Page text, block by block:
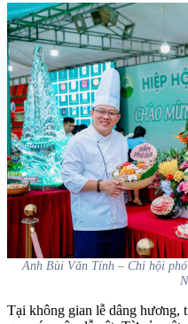
Anh Bùi Văn Tính – Chi hội
Tại không gian lễ dâng hương,